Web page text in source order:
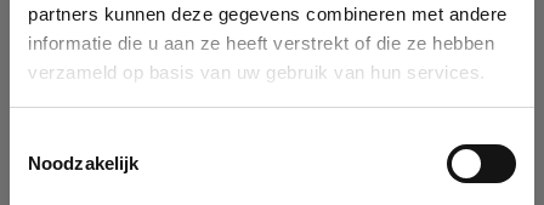
partners kunnen deze gegevens combineren met andere
informatie die u aan ze heeft verstrekt of die ze hebben
verzameld op basis van uw gebruik van hun services.
Noodzakelijk
You can search a company in our database by name, VAT or
enterprise ID. When a company is selected it will auto-complete the
form. If you don't find your company in our database, you can create
Ok